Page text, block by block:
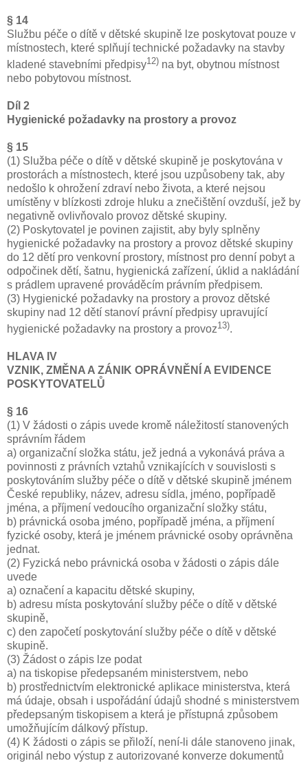
§ 14
Službu péče o dítě v dětské skupině lze poskytovat pouze v
místnostech, které splňují technické požadavky na stavby
kladené stavebními předpisy12) na byt, obytnou místnost
nebo pobytovou místnost.
Díl 2
Hygienické požadavky na prostory a provoz
§ 15
(1) Služba péče o dítě v dětské skupině je poskytována v
prostorách a místnostech, které jsou uzpůsobeny tak, aby
nedošlo k ohrožení zdraví nebo života, a které nejsou
umístěny v blízkosti zdroje hluku a znečištění ovzduší, jež by
negativně ovlivňovalo provoz dětské skupiny.
(2) Poskytovatel je povinen zajistit, aby byly splněny
hygienické požadavky na prostory a provoz dětské skupiny
do 12 dětí pro venkovní prostory, místnost pro denní pobyt a
odpočinek dětí, šatnu, hygienická zařízení, úklid a nakládání
s prádlem upravené prováděcím právním předpisem.
(3) Hygienické požadavky na prostory a provoz dětské
skupiny nad 12 dětí stanoví právní předpisy upravující
hygienické požadavky na prostory a provoz13).
HLAVA IV
VZNIK, ZMĚNA A ZÁNIK OPRÁVNĚNÍ A EVIDENCE
POSKYTOVATELŮ
§ 16
(1) V žádosti o zápis uvede kromě náležitostí stanovených
správním řádem
a) organizační složka státu, jež jedná a vykonává práva a
povinnosti z právních vztahů vznikajících v souvislosti s
poskytováním služby péče o dítě v dětské skupině jménem
České republiky, název, adresu sídla, jméno, popřípadě
jména, a příjmení vedoucího organizační složky státu,
b) právnická osoba jméno, popřípadě jména, a příjmení
fyzické osoby, která je jménem právnické osoby oprávněna
jednat.
(2) Fyzická nebo právnická osoba v žádosti o zápis dále
uvede
a) označení a kapacitu dětské skupiny,
b) adresu místa poskytování služby péče o dítě v dětské
skupině,
c) den započetí poskytování služby péče o dítě v dětské
skupině.
(3) Žádost o zápis lze podat
a) na tiskopise předepsaném ministerstvem, nebo
b) prostřednictvím elektronické aplikace ministerstva, která
má údaje, obsah i uspořádání údajů shodné s ministerstvem
předepsaným tiskopisem a která je přístupná způsobem
umožňujícím dálkový přístup.
(4) K žádosti o zápis se přiloží, není-li dále stanoveno jinak,
originál nebo výstup z autorizované konverze dokumentů